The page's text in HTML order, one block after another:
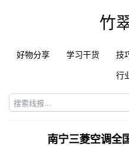
竹
好物分享 学习干货 技
行
南宁三菱空调全